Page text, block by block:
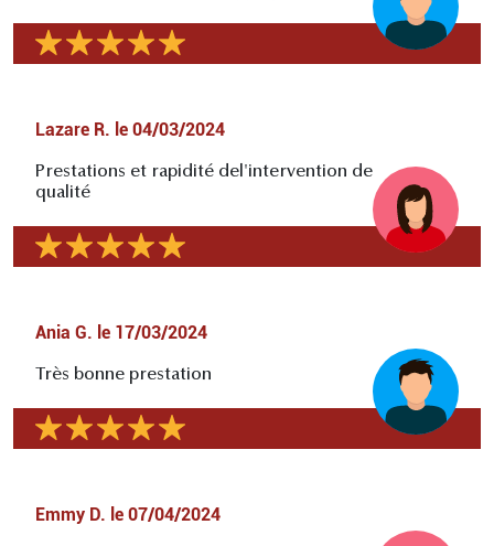
Lazare R. le 04/03/2024
Prestations et rapidité del'intervention de
qualité
Ania G. le 17/03/2024
Très bonne prestation
Emmy D. le 07/04/2024